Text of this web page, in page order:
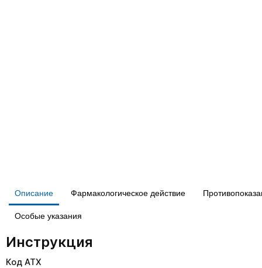
Описание Фармакологическое действие
Особые указания
Инструкция
Код АТХ